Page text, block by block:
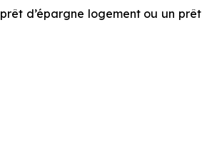
d’épargne logement ou un prêt